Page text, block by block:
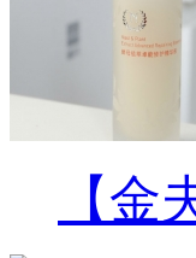
【